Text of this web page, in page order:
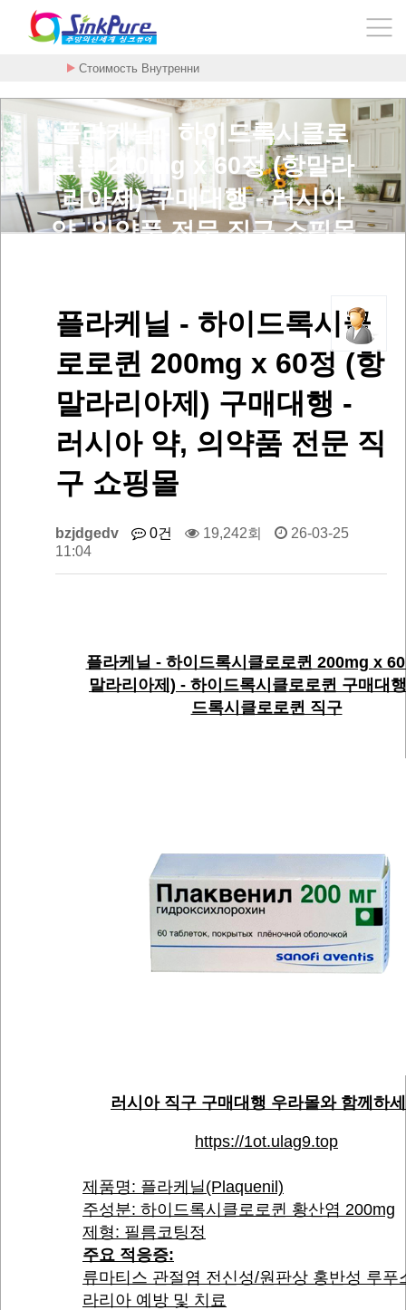
Стоимость Внутренни
플라케닐 - 하이드록시클로
로퀸 200mg x 60정 (항말라
리아제) 구매대행 - 러시아
약, 의약품 전문 직구 쇼핑몰
플라케닐 - 하이드록시클
로로퀸 200mg x 60정 (항
말라리아제) 구매대행 -
러시아 약, 의약품 전문 직
구 쇼핑몰
bzjdgedv 0건 19,242회
26-03-25
11:04
플라케닐 - 하이드록시클로로퀸 200mg x
말라리아제) - 하이드록시클로로퀸 구매대
드록시클로로퀸 직구
러시아 직구 구매대행 우라몰와 함께하
https://1ot.ulag9.top
제품명: 플라케닐(Plaquenil)
주성분: 하이드록시클로로퀸 황산염 200mg
제형: 필름코팅정
주요 적응증:
류마티스 관절염 전신성/원판상 홍반성 루푸
라리아 예방 및 치료